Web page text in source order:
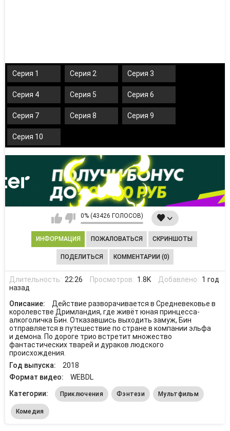
Серия 1 Серия 2 Серия 3
Серия 4 Серия 5 Серия 6
Серия 7 Серия 8 Серия 9
Серия 10
0% (43426 ГОЛОСОВ)
ИНФОРМАЦИЯ ПОЖАЛОВАТЬСЯ СКРИНШОТЫ
ПОДЕЛИТЬСЯ КОММЕНТАРИИ (0)
Длительность: 22:26 Просмотров: 1.8K Добавлено: 1 год
назад
Описание:
Действие разворачивается в Средневековье в
королевстве Дримландия, где живёт юная принцесса-
алкоголичка Бин. Отказавшись выходить замуж, Бин
отправляется в путешествие по стране в компании эльфа
и демона. По дороге трио встретит множество
фантастических тварей и дураков людского
происхождения.
Год выпуска:
2018
Формат видео:
WEBDL
Категории:
Приключения Фэнтези Мультфильм
Комедия